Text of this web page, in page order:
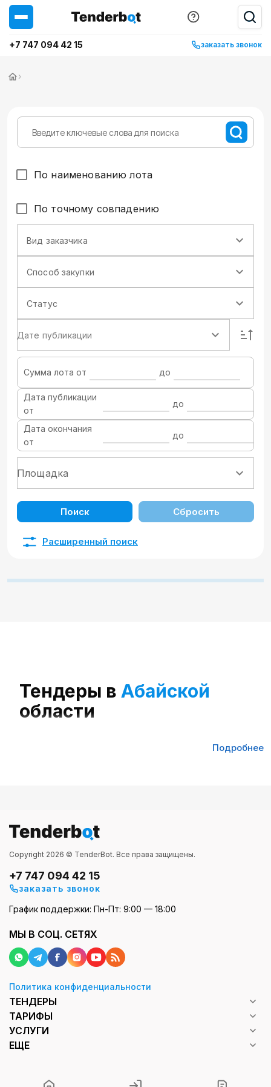
+7 747 094 42 15 заказать звонок
›
По наименованию лота
По точному совпадению
Вид заказчика
Способ закупки
Статус
Дате публикации
Сумма лота от до
Дата публикации
от
до
Дата окончания
от
до
Поиск Сбросить
Расширенный поиск
Тендеры в Абайской
области
поэтому рынок остается активным и
предсказуемым с точки зрения загрузки для
бизнеса.
Основной объем закупок формируют
больницы, коммунальные предприятия.
Параллельно закупаются квазигосударственные
компании и частный сектор. За счет этого
формируется постоянный поток заказов - от
небольших поставок до более крупных проектов.
Абайская область развивается: обновляется
инфраструктура, работают социальные
Подробнее
Copyright 2026 © TenderBot. Все права защищены.
+7 747 094 42 15
заказать звонок
График поддержки: Пн-Пт: 9:00 — 18:00
МЫ В СОЦ. СЕТЯХ
Политика конфиденциальности
ТЕНДЕРЫ
ТАРИФЫ
УСЛУГИ
ЕЩЕ